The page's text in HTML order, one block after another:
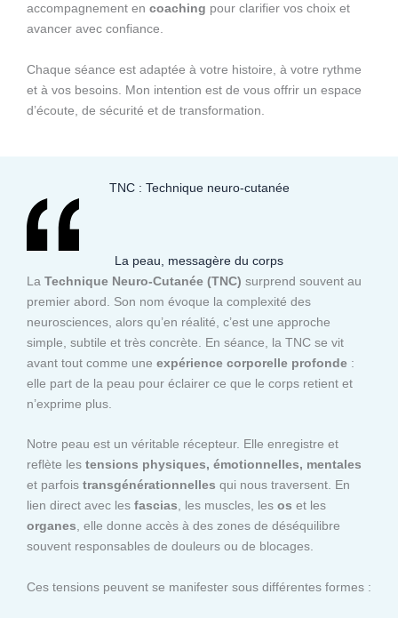
accompagnement en coaching pour clarifier vos choix et
avancer avec confiance.
Chaque séance est adaptée à votre histoire, à votre rythme
et à vos besoins. Mon intention est de vous offrir un espace
d’écoute, de sécurité et de transformation.
TNC : Technique neuro-cutanée
La peau, messagère du corps
La Technique Neuro-Cutanée (TNC) surprend souvent au
premier abord. Son nom évoque la complexité des
neurosciences, alors qu’en réalité, c’est une approche
simple, subtile et très concrète. En séance, la TNC se vit
avant tout comme une expérience corporelle profonde :
elle part de la peau pour éclairer ce que le corps retient et
n’exprime plus.
Notre peau est un véritable récepteur. Elle enregistre et
reflète les tensions physiques, émotionnelles, mentales
et parfois transgénérationnelles qui nous traversent. En
lien direct avec les fascias, les muscles, les os et les
organes, elle donne accès à des zones de déséquilibre
souvent responsables de douleurs ou de blocages.
Ces tensions peuvent se manifester sous différentes formes :